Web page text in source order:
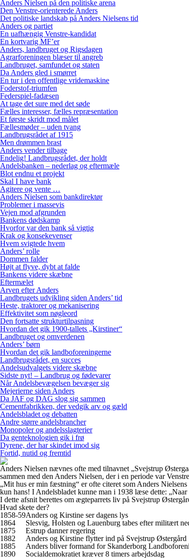
Anders Nielsen på den politiske arena
Den Venstre-orienterede Anders
Det politiske landskab på Anders Nielsens tid
Anders og partiet
En uafhængig Venstre-kandidat
En kortvarig MF’er
Anders, landbruget og Rigsdagen
Agrarforeningen blæser til angreb
Landbruget, samfundet og staten
Da Anders gled i smørret
En tur i den offentlige vridemaskine
Foderstof-triumfen
Federspiel-fadæsen
At tage det sure med det søde
Fælles interesser, fælles repræsentation
Et første skridt mod målet
Fællesmøder – uden tvang
Landbrugsrådet af 1915
Men drømmen brast
Anders vender tilbage
Endelig! Landbrugsrådet, der holdt
Andelsbanken – nederlag og eftermæle
Blot endnu et projekt
Skal I have bank
Agitere og vente …
Anders Nielsen som bankdirektør
Problemer i massevis
Vejen mod afgrunden
Bankens dødskamp
Hvorfor var den bank så vigtig
Krak og konsekevenser
Hvem svigtede hvem
Anders’ rolle
Dommen falder
Højt at flyve, dybt at falde
Bankens videre skæbne
Eftermælet
Arven efter Anders
Landbrugets udvikling siden Anders’ tid
Heste, traktorer og mekanisering
Effektivitet som nøgleord
Den fortsatte strukturtilpasning
Hvordan det gik 1900-tallets „Kirstiner“
Landbruget og omverdenen
Anders’ børn
Hvordan det gik landboforeningerne
Landbrugsrådet, en succes
Andelsudvalgets videre skæbne
Sidste nyt! – Landbrug og fødevarer
Når Andelsbevægelsen bevæger sig
Mejerierne siden Anders
Da JAF og DAG slog sig sammen
Cementfabrikken, der vedgik arv og gæld
Andelsbladet og debatten
Andre større andelsbrancher
Monopoler og andelsslagterier
Da genteknologien gik i frø
Dyrene, der har skindet imod sig
Fortid, nutid og fremtid
Anders Nielsen nævnes ofte med tilnavnet „Svejstrup
sammen med den Anders Nielsen, der i en periode var
„Mit hus er min fæstning“ er ofte citeret som Anders
kun hans! I Andelsbladet kunne man i 1938 læse dette:
I dette afsnit berettes om ægteparrets liv på Svejstrup
Hvad skete der?
1858-59Anders og Kirstine ser dagens lys
1864
Slesvig, Holsten og Lauenburg tabes efter militært
1875
Estrup danner regering
1882
Anders og Kirstine flytter ind på Svejstrup Østergård
1885
Anders bliver formand for Skanderborg
1890
Socialdemokratiet kræver 8 timers arbejdsdag